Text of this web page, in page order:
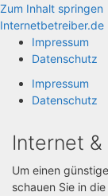
Zum Inhalt springen
Internetbetreiber.de
Impressum
Datenschutz
Impressum
Datenschutz
Internet
Um einen
schauen Sie in